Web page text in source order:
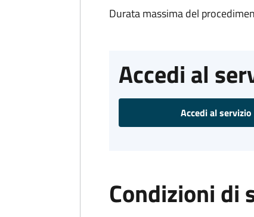
Durata massima del
Accedi al
Accedi al servizio
Condizioni di